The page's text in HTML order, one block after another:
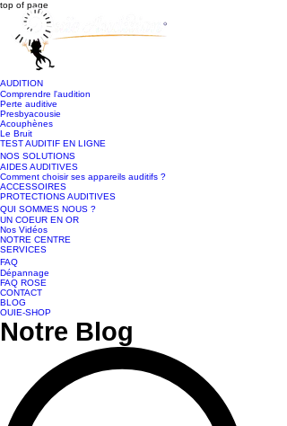
top of page
AUDITION
Comprendre l'audition
Perte auditive
Presbyacousie
Acouphènes
Le Bruit
TEST AUDITIF EN LIGNE
NOS SOLUTIONS
AIDES AUDITIVES
Comment choisir ses appareils auditifs ?
ACCESSOIRES
PROTECTIONS AUDITIVES
QUI SOMMES NOUS ?
UN COEUR EN OR
Nos Vidéos
NOTRE CENTRE
SERVICES
FAQ
Dépannage
FAQ ROSE
CONTACT
BLOG
OUIE-SHOP
Notre Blog